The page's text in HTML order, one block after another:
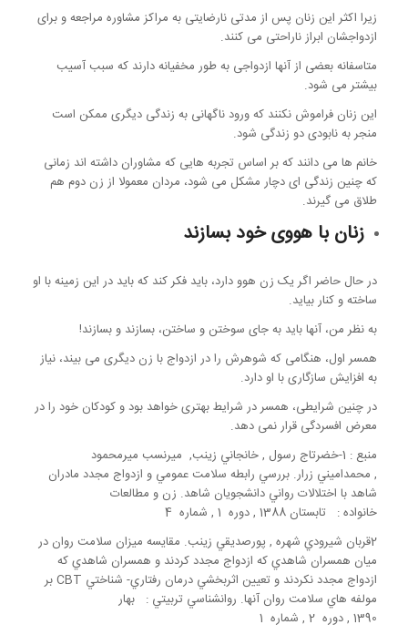
زیرا اکثر این زنان پس از مدتی نارضایتی به مراکز مشاوره مراجعه و برای
ازدواجشان ابراز ناراحتی می کنند.
متاسفانه بعضی از آنها ازدواجی به طور مخفیانه دارند که سبب آسیب
بیشتر می شود.
این زنان فراموش نکنند که ورود ناگهانی به زندگی دیگری ممکن است
منجر به نابودی دو زندگی شود.
خانم ها می دانند که بر اساس تجربه هایی که مشاوران داشته اند زمانی
که چنین زندگی ای دچار مشکل می شود، مردان معمولا از زن دوم هم
طلاق می گیرند.
زنان با هووی خود بسازند
در حال حاضر اگر يک زن هوو دارد، بايد فکر کند که بايد در اين زمينه با او
ساخته و کنار بیاید.
به نظر من، آنها باید به جای سوختن و ساختن، بسازند و بسازند!
همسر اول، هنگامی که شوهرش را در ازدواج با زن دیگری می بیند، نیاز
به افزایش سازگاری با او دارد.
در چنین شرایطی، همسر در شرایط بهتری خواهد بود و کودکان خود را در
معرض افسردگی قرار نمی دهد.
منبع : 1-خضرتاج رسول , خانجاني زينب, ميرنسب ميرمحمود
, محمداميني زرار. بررسي رابطه سلامت عمومي و ازدواج مجدد مادران
شاهد با اختلالات رواني دانشجويان شاهد. زن و مطالعات
خانواده : تابستان 1388 , دوره 1 , شماره 4
2قربان شيرودي شهره , پورصديقي زينب. مقايسه ميزان سلامت روان در
ميان همسران شاهدي که ازدواج مجدد کردند و همسران شاهدي که
ازدواج مجدد نکردند و تعيين اثربخشي درمان رفتاري- شناختي CBT بر
مولفه هاي سلامت روان آنها. روانشناسي تربيتي : بهار
1390 , دوره 2 , شماره 1